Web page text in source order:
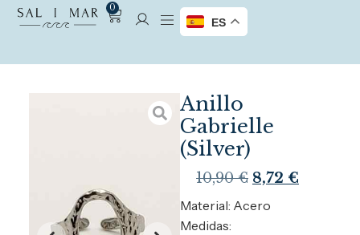
0
ES
Anillo
Gabrielle
(Silver)
10,90€ 8,72 €
Material: Acero
Medidas: